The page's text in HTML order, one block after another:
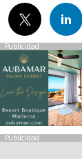
Publicidad
Publicidad